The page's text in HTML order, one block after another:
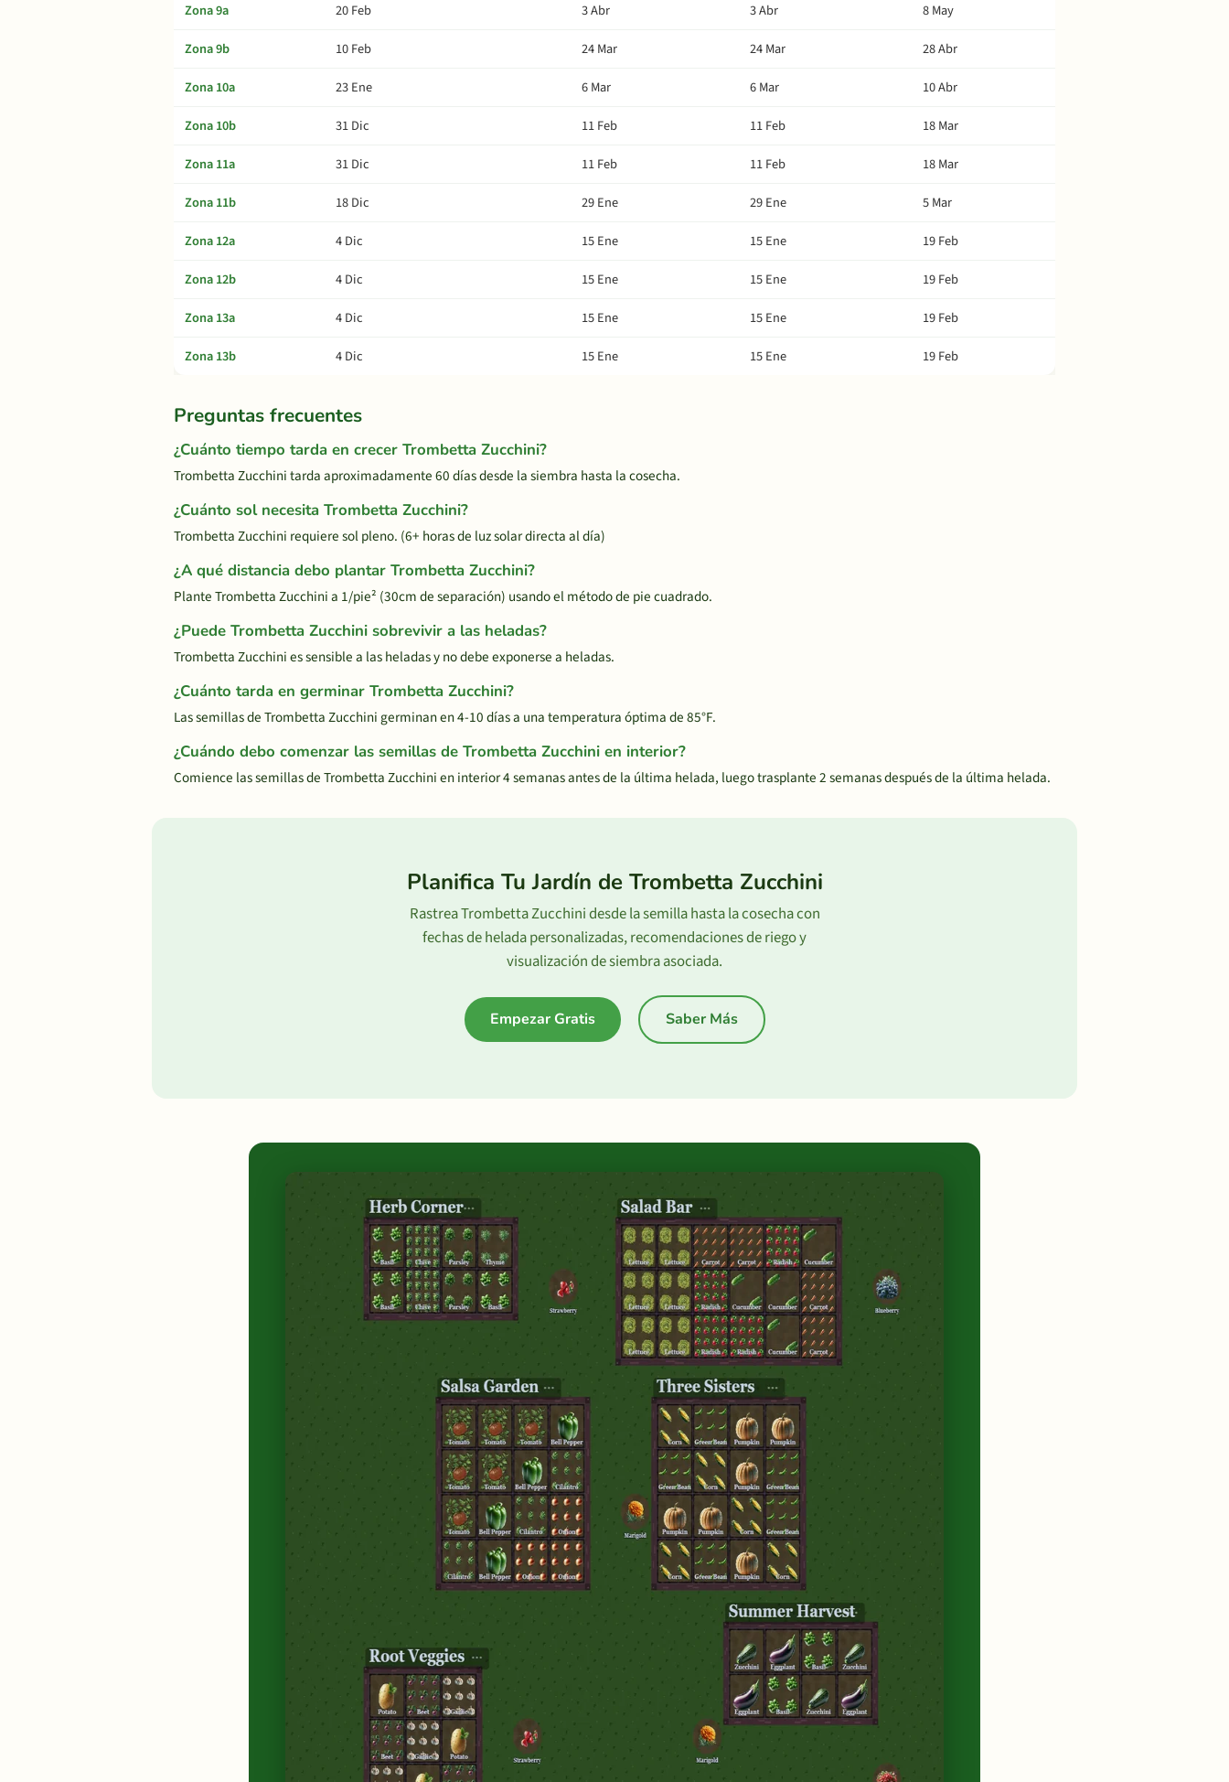
Zona 9a
20 Feb 3 Abr 3 Abr
8 May
Zona 9b
10 Feb 24 Mar 24 Mar
28 Abr
Zona 10a
23 Ene 6 Mar 6 Mar
10 Abr
Zona 10b
31 Dic 11 Feb 11 Feb
18 Mar
Zona 11a
31 Dic 11 Feb 11 Feb
18 Mar
Zona 11b
18 Dic 29 Ene 29 Ene
5 Mar
Zona 12a
4 Dic 15 Ene 15 Ene
19 Feb
Zona 12b
4 Dic 15 Ene 15 Ene
19 Feb
Zona 13a
4 Dic 15 Ene 15 Ene
19 Feb
Zona 13b
4 Dic 15 Ene 15 Ene 19 Feb
Preguntas frecuentes
¿Cuánto tiempo tarda en crecer Trombetta Zucchini?
Trombetta Zucchini tarda aproximadamente 60 días desde la siembra hasta la cosecha.
¿Cuánto sol necesita Trombetta Zucchini?
Trombetta Zucchini requiere sol pleno. (6+ horas de luz solar directa al día)
¿A qué distancia debo plantar Trombetta Zucchini?
Plante Trombetta Zucchini a 1/pie² (30cm de separación) usando el método de pie cuadrado.
¿Puede Trombetta Zucchini sobrevivir a las heladas?
Trombetta Zucchini es sensible a las heladas y no debe exponerse a heladas.
¿Cuánto tarda en germinar Trombetta Zucchini?
Las semillas de Trombetta Zucchini germinan en 4-10 días a una temperatura óptima de 85°F.
¿Cuándo debo comenzar las semillas de Trombetta Zucchini en interior?
Comience las semillas de Trombetta Zucchini en interior 4 semanas antes de la última helada, luego trasplante 2 semanas después de la última helada.
Planifica Tu Jardín de Trombetta Zucchini
Rastrea Trombetta Zucchini desde la semilla hasta la cosecha con
fechas de helada personalizadas, recomendaciones de riego y
visualización de siembra asociada.
Empezar Gratis Saber Más